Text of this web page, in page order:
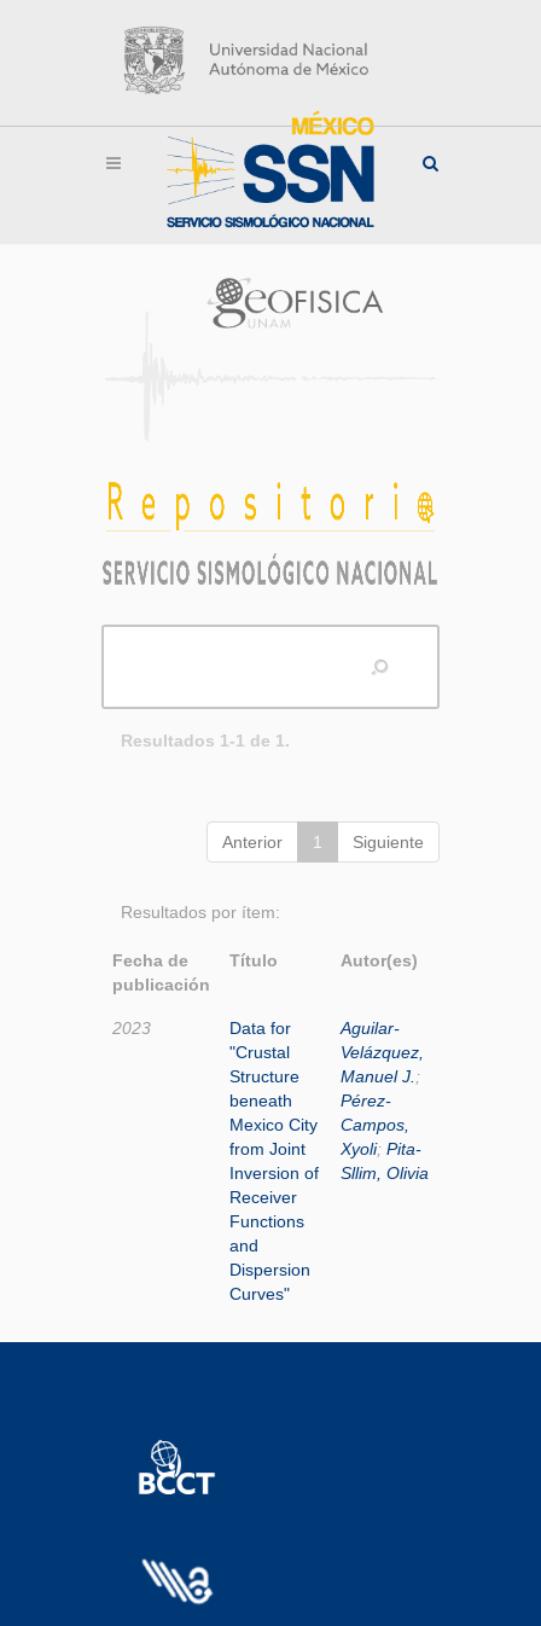
Resultados 1-1 de 1.
Anterior 1 Siguiente
Resultados por ítem:
Fecha de
publicación
Título Autor(es)
2023
Data for
"Crustal
Structure
beneath
Mexico City
from Joint
Inversion of
Receiver
Functions
and
Dispersion
Curves"
Aguilar-
Velázquez,
Manuel J. ;
Pérez-
Campos,
Xyoli; Pita-
Sllim, Olivia